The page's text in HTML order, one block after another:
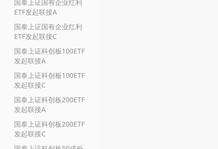
国泰上证国有企业红利
ETF发起联接A
国泰上证国有企业红利
ETF发起联接C
国泰上证科创板100ETF
发起联接A
国泰上证科创板100ETF
发起联接C
国泰上证科创板200ETF
发起联接A
国泰上证科创板200ETF
发起联接C